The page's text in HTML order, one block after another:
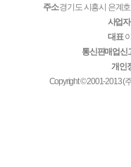
주소경기도 시흥시 은계
사업
대표
통신판매업신
개인
Copyright © 2001-2013 (